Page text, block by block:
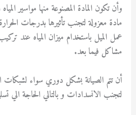
وأن تكون المادة المصنوعة منها مواسير
مادة معزولة لتجنب تأثيرها بدرجات
عمل الميل باستخدام ميزان المياه عند
مشاكل فيما بعد.
أن تتم الصيانة بشكل دوري سواء لشبكات
لتجنب الانسدادات و بالتالي الحاجة الي